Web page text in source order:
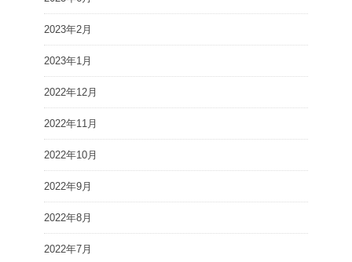
2023年2月
2023年1月
2022年12月
2022年11月
2022年10月
2022年9月
2022年8月
2022年7月